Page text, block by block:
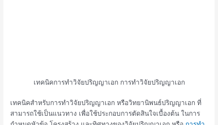
เทคนิคการทำวิจัยปริญญาเอก การทำวิจัยปริญญาเอก
เทคนิคสำหรับการทำวิจัยปริญญาเอก หรือวิทยานิพนธ์ปริญญาเอก ที่
สามารถใช้เป็นแนวทาง เพื่อใช้ประกอบการตัดสินใจเบื้องต้น ในการ